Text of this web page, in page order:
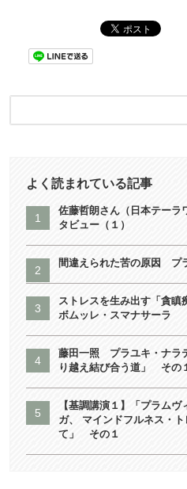
よく読まれている記事
佐藤哲朗さん（日本テーラ
タビュー（１）
間違えられた苦の原因 プ
ストレスを生み出す「貪
ボムッレ・スマナサーラ
藤田一照 プラユキ・ナラ
り越え結び合う道」 その
【基調講演１】「プラム
ガ、 マインドフルネス・
て」 その１